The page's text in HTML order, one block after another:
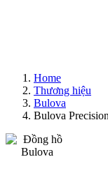
Home
Thương hiệu
Bulova
Bulova